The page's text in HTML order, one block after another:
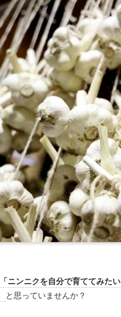
「ニンニクを自分で育ててみた
と思っていませんか？